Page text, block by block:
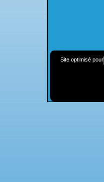
Site optimisé pour